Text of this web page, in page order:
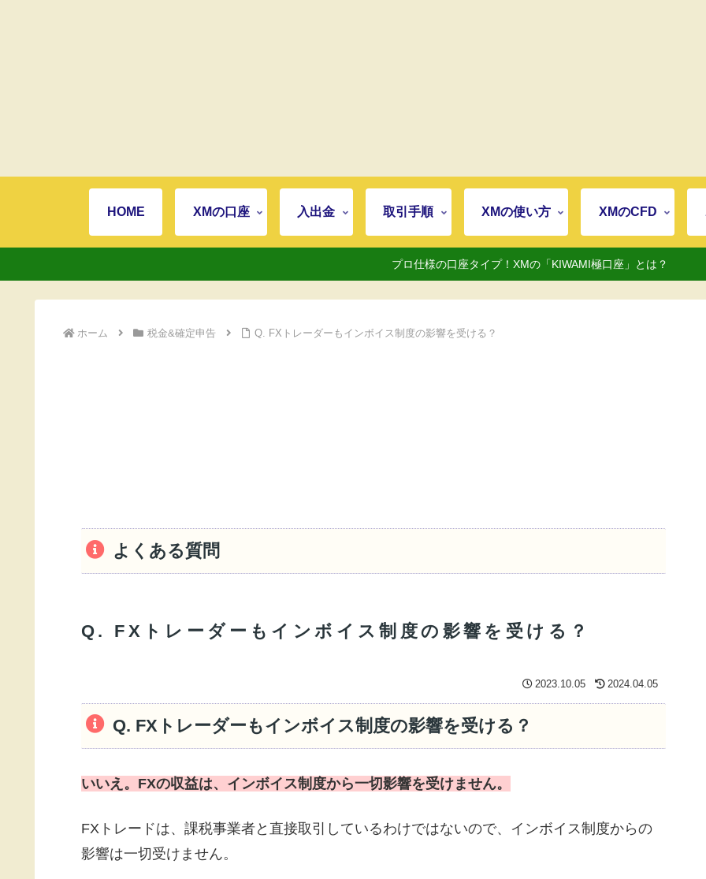
HOME XMの口座 入出金 取引手順 XMの使い方 XMのCFD
プロ仕様の口座タイプ！XMの「KIWAMI極口座」とは？
ホーム 税金&確定申告 Q. FXトレーダーもインボイス制度の影響を受ける？
よくある質問
Q. FXトレーダーもインボイス制度の影響を受ける？
2023.10.05 2024.04.05
Q. FXトレーダーもインボイス制度の影響を受ける？
いいえ。FXの収益は、インボイス制度から一切影響を受けません。
FXトレードは、課税事業者と直接取引しているわけではないので、インボイス制度からの
影響は一切受けません。